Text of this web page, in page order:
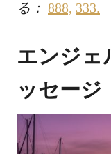
る： 888, 333.
エンジェ
ッセージ